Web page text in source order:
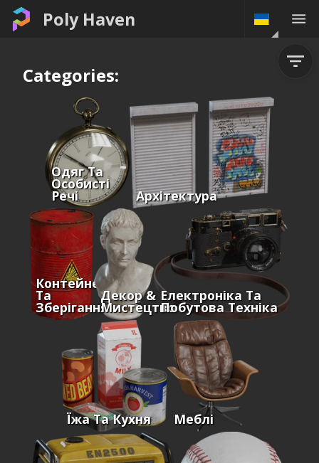
Poly Haven
Categories:
Одяг Та
Особисті
Речі Архітектура
Контейнери
Та
Зберігання
Декор &
Мистецтво
Електроніка Та
Побутова Техніка
Їжа Та Кухня Меблі